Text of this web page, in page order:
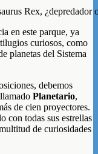
Rex, ¿depredador
en este parque, ya
curiosos, como
planetas del Sistema
debemos
Planetario,
de cien proyectores.
con todas sus estrellas
de curiosidades